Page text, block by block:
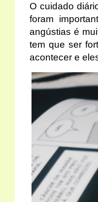
O cuidado
foram
angústias é
tem que ser
acontecer e